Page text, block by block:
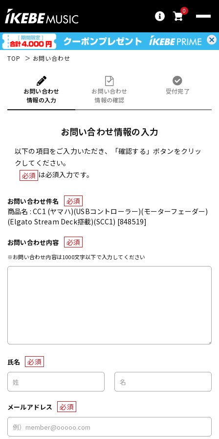
0
TOP お問い合わせ
お問い合わせ
情報の入力
お問い合わせ
情報の確認
受付完了
お問い合わせ情報の入力
以下の項目をご入力いただき、「確認する」ボタンをクリッ
クしてください。
必須 は必須入力です。
お問い合わせ件名
必須
商品名 : CC1 (ヤマハ)(USBコントローラー)(モーターフェーダー)
(Elgato Stream Deck搭載)(SCC1) [848519]
お問い合わせ内容 必須
※お問い合わせ内容は1000文字以下で入力してください
氏名 必須
メールアドレス 必須